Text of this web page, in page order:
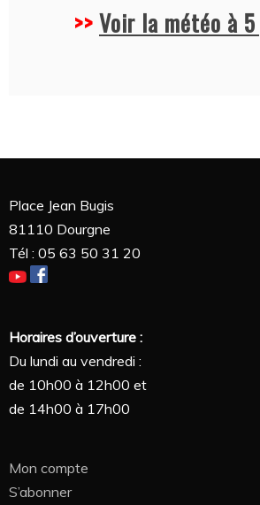
>>Voir la météo à
Place Jean Bugis
81110 Dourgne
Tél : 05 63 50 31 20
Horaires d’ouverture :
Du lundi au vendredi :
de 10h00 à 12h00 et
de 14h00 à 17h00
Mon compte
S’abonner